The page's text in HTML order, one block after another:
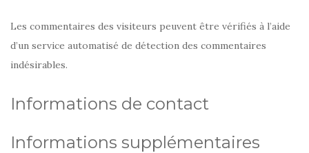
Les commentaires des visiteurs peuvent être vérifiés à l’aide
d’un service automatisé de détection des commentaires
indésirables.
Informations de contact
Informations supplémentaires